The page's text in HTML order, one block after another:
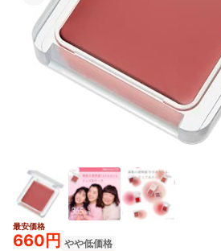
最安価格
660円 やや低価格